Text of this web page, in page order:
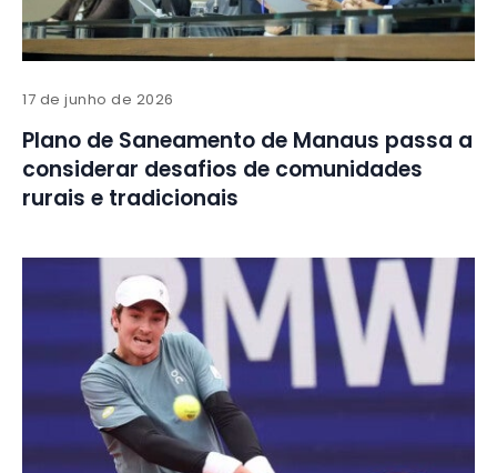
17 de junho de 2026
Plano de Saneamento de Manaus passa a
considerar desafios de comunidades
rurais e tradicionais